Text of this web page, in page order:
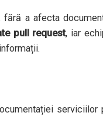
a afecta
pull request, iar
serviciilor